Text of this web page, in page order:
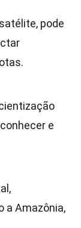
pode
e
a Amazônia,